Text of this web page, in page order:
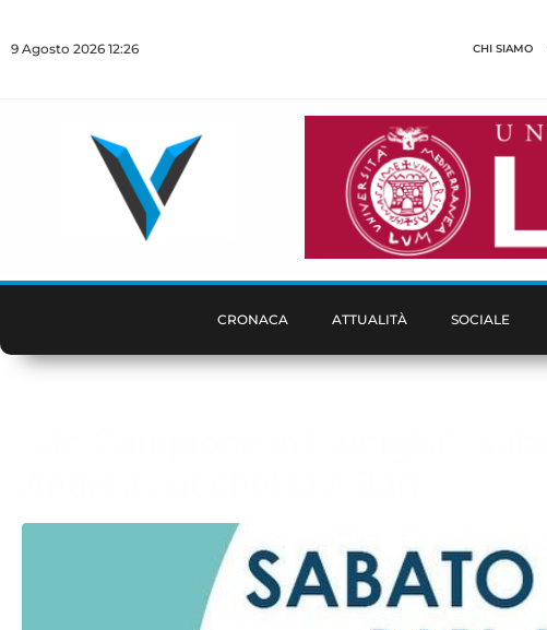
9 Agosto 2026 12:26 CHI SIAMO
CRONACA ATTUALITÀ SOCIALE